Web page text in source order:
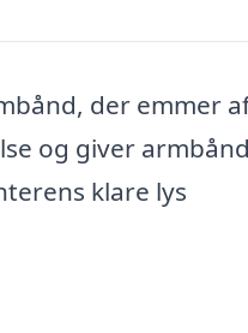
der emmer
og giver
klare lys